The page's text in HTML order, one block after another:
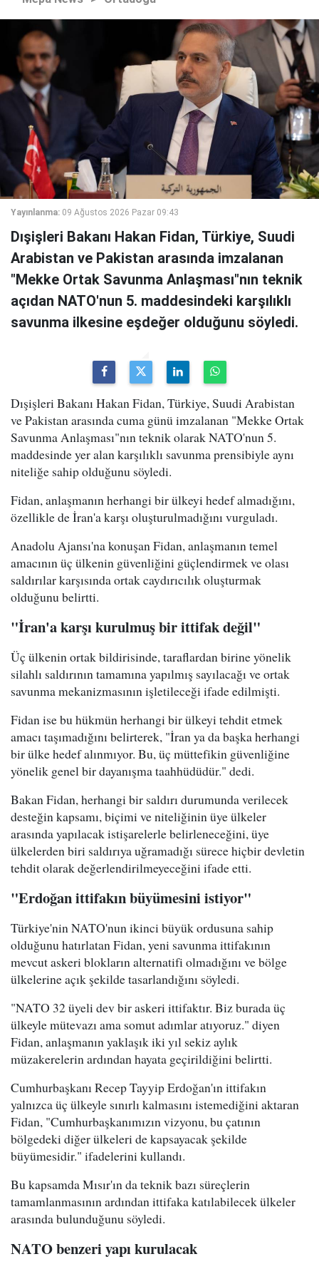
Yayınlanma: 09 Ağustos 2026 Pazar 09:43
Dışişleri Bakanı Hakan Fidan, Türkiye, Suudi
Arabistan ve Pakistan arasında imzalanan
"Mekke Ortak Savunma Anlaşması"nın teknik
açıdan NATO'nun 5. maddesindeki karşılıklı
savunma ilkesine eşdeğer olduğunu söyledi.
Dışişleri Bakanı Hakan Fidan, Türkiye, Suudi Arabistan
ve Pakistan arasında cuma günü imzalanan "Mekke Ortak
Savunma Anlaşması"nın teknik olarak NATO'nun 5.
maddesinde yer alan karşılıklı savunma prensibiyle aynı
niteliğe sahip olduğunu söyledi.
Fidan, anlaşmanın herhangi bir ülkeyi hedef almadığını,
özellikle de İran'a karşı oluşturulmadığını vurguladı.
Anadolu Ajansı'na konuşan Fidan, anlaşmanın temel
amacının üç ülkenin güvenliğini güçlendirmek ve olası
saldırılar karşısında ortak caydırıcılık oluşturmak
olduğunu belirtti.
"İran'a karşı kurulmuş bir ittifak değil"
Üç ülkenin ortak bildirisinde, taraflardan birine yönelik
silahlı saldırının tamamına yapılmış sayılacağı ve ortak
savunma mekanizmasının işletileceği ifade edilmişti.
Fidan ise bu hükmün herhangi bir ülkeyi tehdit etmek
amacı taşımadığını belirterek, "İran ya da başka herhangi
bir ülke hedef alınmıyor. Bu, üç müttefikin güvenliğine
yönelik genel bir dayanışma taahhüdüdür." dedi.
Bakan Fidan, herhangi bir saldırı durumunda verilecek
desteğin kapsamı, biçimi ve niteliğinin üye ülkeler
arasında yapılacak istişarelerle belirleneceğini, üye
ülkelerden biri saldırıya uğramadığı sürece hiçbir devletin
tehdit olarak değerlendirilmeyeceğini ifade etti.
"Erdoğan ittifakın büyümesini istiyor"
Türkiye'nin NATO'nun ikinci büyük ordusuna sahip
olduğunu hatırlatan Fidan, yeni savunma ittifakının
mevcut askeri blokların alternatifi olmadığını ve bölge
ülkelerine açık şekilde tasarlandığını söyledi.
"NATO 32 üyeli dev bir askeri ittifaktır. Biz burada üç
ülkeyle mütevazı ama somut adımlar atıyoruz." diyen
Fidan, anlaşmanın yaklaşık iki yıl sekiz aylık
müzakerelerin ardından hayata geçirildiğini belirtti.
Cumhurbaşkanı Recep Tayyip Erdoğan'ın ittifakın
yalnızca üç ülkeyle sınırlı kalmasını istemediğini aktaran
Fidan, "Cumhurbaşkanımızın vizyonu, bu çatının
bölgedeki diğer ülkeleri de kapsayacak şekilde
büyümesidir." ifadelerini kullandı.
Bu kapsamda Mısır'ın da teknik bazı süreçlerin
tamamlanmasının ardından ittifaka katılabilecek ülkeler
arasında bulunduğunu söyledi.
NATO benzeri yapı kurulacak